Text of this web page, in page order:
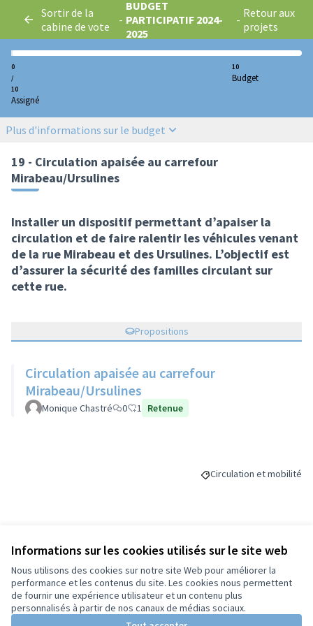
Informations sur les cookies utilisés sur le site web
Nous utilisons des cookies sur notre site Web pour améliorer la
performance et les contenus du site. Les cookies nous permettent
de fournir une expérience utilisateur et un contenu plus
personnalisés à partir de nos canaux de médias sociaux.
Sortir de la
cabine de vote
-
BUDGET
PARTICIPATIF 2024-
2025
- Retour aux
projets
0
/
10
Assigné
10
Budget
Plus d'informations sur le budget
19 - Circulation apaisée au carrefour
Mirabeau/Ursulines
Installer un dispositif permettant d’apaiser la
circulation et de faire ralentir les véhicules venant
de la rue Mirabeau et des Ursulines. L’objectif est
d’assurer la sécurité des familles circulant sur
cette rue.
Propositions
Circulation apaisée au carrefour
Mirabeau/Ursulines
Monique Chastré 0 1 Retenue
Filtrer les résultats de
Circulation et mobilité
Budget
70 000 €